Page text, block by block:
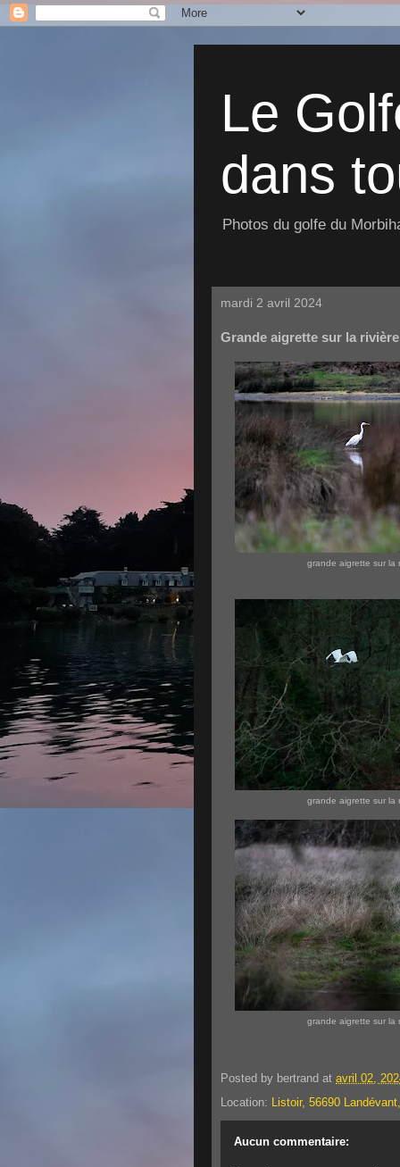
Le
dans
Photos du golfe du
mardi 2 avril 2024
Grande aigrette sur la
grande aigrette sur la
grande aigrette sur la
grande aigrette sur la
Posted by bertrand at avril 02,
Location: Listoir, 56690
Aucun commentaire: